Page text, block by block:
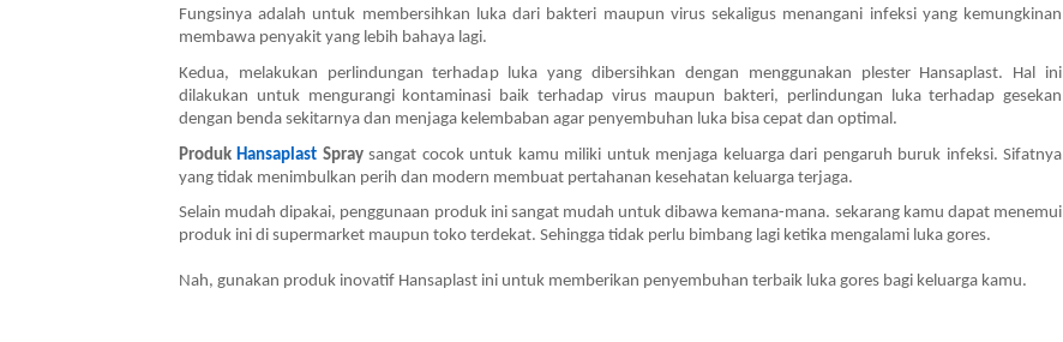
Fungsinya adalah untuk membersihkan luka dari bakteri maupun virus sekaligus menangani infeksi yang kemungkinan
membawa penyakit yang lebih bahaya lagi.
Kedua, melakukan perlindungan terhadap luka yang dibersihkan dengan menggunakan plester Hansaplast. Hal ini
dilakukan untuk mengurangi kontaminasi baik terhadap virus maupun bakteri, perlindungan luka terhadap gesekan
dengan benda sekitarnya dan menjaga kelembaban agar penyembuhan luka bisa cepat dan optimal.
Produk Hansaplast Spray sangat cocok untuk kamu miliki untuk menjaga keluarga dari pengaruh buruk infeksi. Sifatnya
yang tidak menimbulkan perih dan modern membuat pertahanan kesehatan keluarga terjaga.
Selain mudah dipakai, penggunaan produk ini sangat mudah untuk dibawa kemana-mana. sekarang kamu dapat menemui
produk ini di supermarket maupun toko terdekat. Sehingga tidak perlu bimbang lagi ketika mengalami luka gores.
Nah, gunakan produk inovatif Hansaplast ini untuk memberikan penyembuhan terbaik luka gores bagi keluarga kamu.